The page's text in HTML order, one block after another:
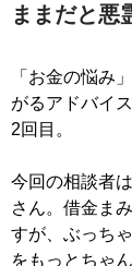
ままだと悪
「お金の悩み
がるアドバイ
2回目。
今回の相談者
さん。借金ま
すが、ぶっち
をもっとちゃ